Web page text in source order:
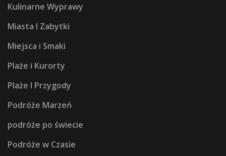
Kulinarne Wyprawy
Miasta I Zabytki
Miejsca i Smaki
Plaże i Kurorty
Plaże I Przygody
Podróże Marzeń
podróże po świecie
Podróże w Czasie